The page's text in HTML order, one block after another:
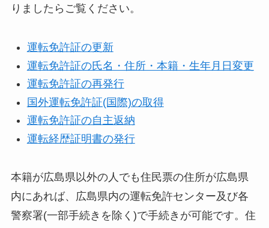
りましたらご覧ください。
運転免許証の更新
運転免許証の氏名・住所・本籍・生年月日変更
運転免許証の再発行
国外運転免許証(国際)の取得
運転免許証の自主返納
運転経歴証明書の発行
本籍が広島県以外の人でも住民票の住所が広島県
内にあれば、広島県内の運転免許センター及び各
警察署(一部手続きを除く)で手続きが可能です。住